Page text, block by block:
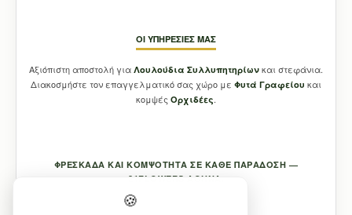
ΟΙ ΥΠΗΡΕΣΊΕΣ ΜΑΣ
Αξιόπιστη αποστολή για Λουλούδια Συλλυπητηρίων και στεφάνια.
Διακοσμήστε τον επαγγελματικό σας χώρο με Φυτά Γραφείου και
κομψές Ορχιδέες.
ΦΡΕΣΚΆΔΑ ΚΑΙ ΚΟΜΨΌΤΗΤΑ ΣΕ ΚΆΘΕ ΠΑΡΆΔΟΣΗ —
21FLOWERS ΑΘΉΝΑ.
🍪